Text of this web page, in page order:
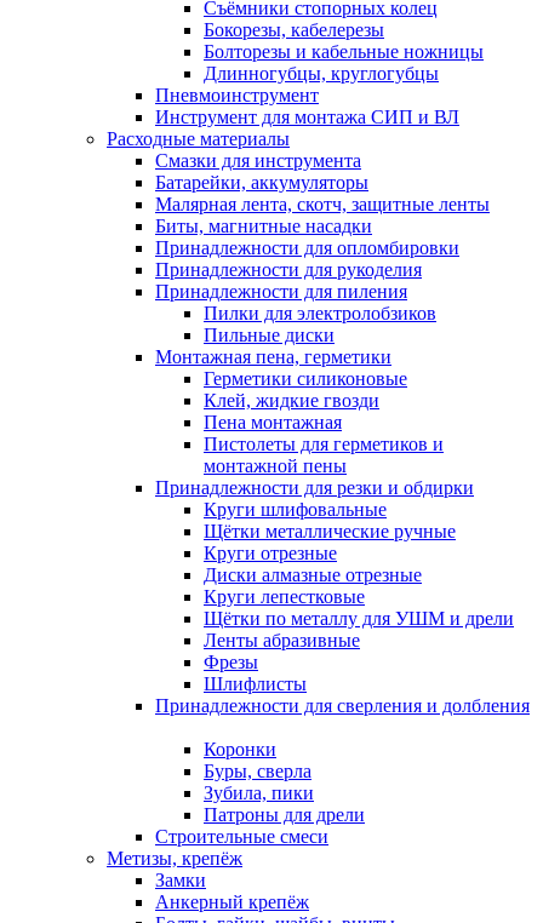
Съёмники стопорных колец
Бокорезы, кабелерезы
Болторезы и кабельные ножницы
Длинногубцы, круглогубцы
Пневмоинструмент
Инструмент для монтажа СИП и ВЛ
Расходные материалы
Смазки для инструмента
Батарейки, аккумуляторы
Малярная лента, скотч, защитные ленты
Биты, магнитные насадки
Принадлежности для опломбировки
Принадлежности для рукоделия
Принадлежности для пиления
Пилки для электролобзиков
Пильные диски
Монтажная пена, герметики
Герметики силиконовые
Клей, жидкие гвозди
Пена монтажная
Пистолеты для герметиков и
монтажной пены
Принадлежности для резки и обдирки
Круги шлифовальные
Щётки металлические ручные
Круги отрезные
Диски алмазные отрезные
Круги лепестковые
Щётки по металлу для УШМ и дрели
Ленты абразивные
Фрезы
Шлифлисты
Принадлежности для сверления и долбления
Коронки
Буры, сверла
Зубила, пики
Патроны для дрели
Строительные смеси
Метизы, крепёж
Замки
Анкерный крепёж